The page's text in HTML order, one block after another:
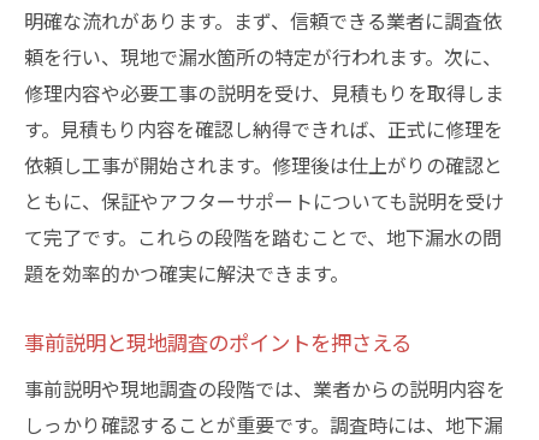
明確な流れがあります。まず、信頼できる業者に調査依
頼を行い、現地で漏水箇所の特定が行われます。次に、
修理内容や必要工事の説明を受け、見積もりを取得しま
す。見積もり内容を確認し納得できれば、正式に修理を
依頼し工事が開始されます。修理後は仕上がりの確認と
ともに、保証やアフターサポートについても説明を受け
て完了です。これらの段階を踏むことで、地下漏水の問
題を効率的かつ確実に解決できます。
事前説明と現地調査のポイントを押さえる
事前説明や現地調査の段階では、業者からの説明内容を
しっかり確認することが重要です。調査時には、地下漏